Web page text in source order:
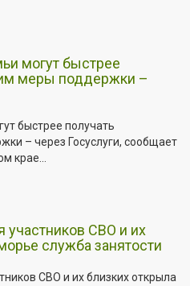
могут быстрее
меры поддержки –
быстрее получать
– через Госуслуги, сообщает
крае...
участников СВО и их
служба занятости
СВО и их близких открыла